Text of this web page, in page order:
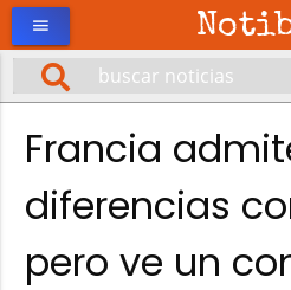
menu
Francia
diferencias
pero ve un